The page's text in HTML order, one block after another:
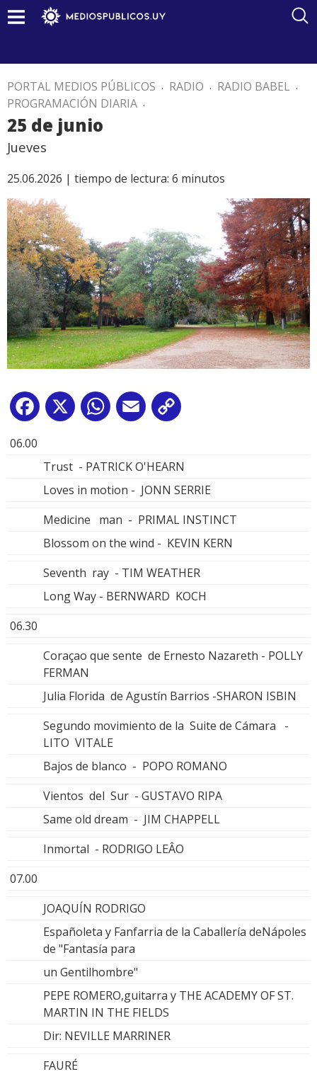
PORTAL MEDIOS PÚBLICOS . RADIO . RADIO BABEL .
PROGRAMACIÓN DIARIA .
25 de junio
Jueves
25.06.2026 | tiempo de lectura: 6 minutos
Facebook
X WhatsApp
Email
06.00
Trust - PATRICK O'HEARN
Loves in motion - JONN SERRIE
Medicine man - PRIMAL INSTINCT
Blossom on the wind - KEVIN KERN
Seventh ray - TIM WEATHER
Long Way - BERNWARD KOCH
06.30
Coraçao que sente de Ernesto Nazareth - POLLY
FERMAN
Julia Florida de Agustín Barrios -SHARON ISBIN
Segundo movimiento de la Suite de Cámara -
LITO VITALE
Bajos de blanco - POPO ROMANO
Vientos del Sur - GUSTAVO RIPA
Same old dream - JIM CHAPPELL
Inmortal - RODRIGO LEÂO
07.00
JOAQUÍN RODRIGO
Españoleta y Fanfarria de la Caballería deNápoles
de "Fantasía para
un Gentilhombre"
PEPE ROMERO,guitarra y THE ACADEMY OF ST.
MARTIN IN THE FIELDS
Dir: NEVILLE MARRINER
FAURÉ